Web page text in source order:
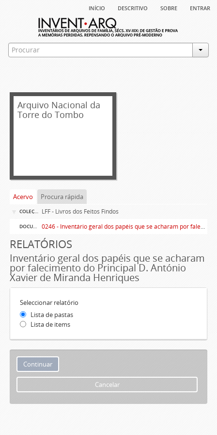
início descritivo sobre entrar
Arquivo Nacional da
Torre do Tombo
Acervo Procura rápida
COLEÇÃO LFF - Livros dos Feitos Findos
DOCUMENTO SIMPLES 0246 - Inventário geral dos papéis que se acharam por falecimento do Principal D. António Xavier de Miranda Henriques
RELATÓRIOS
Inventário geral dos papéis que se acharam
por falecimento do Principal D. António
Xavier de Miranda Henriques
Seleccionar relatório
Lista de pastas
Lista de items
Cancelar